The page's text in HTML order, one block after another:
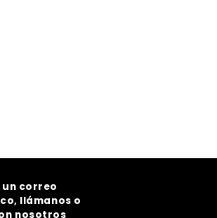
un correo
llámanos o
nosotros